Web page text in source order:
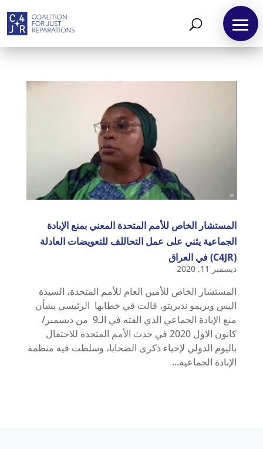
المستشار الخاص للأمم المتحدة المعني بمنع الإبادة
الجماعية يثني على عمل التحاللف للتعويضات العادلة
(C4JR) في العراق
ديسمبر 11, 2020
المستشار الخاص للأمين العام للأمم المتحدة، السيدة
اليس ويريمو نديريتو، قالت في خطابها الرئيسي بشأن
منع الإبادة الجماعي الذي القته في الـ9 من ديسمبر/
كانون الاول 2020 في حدث الأمم المتحدة للاحتفال
باليوم الدولي لإحياء ذكرى الضحايا، وسلطت فيه منظمة
الإبادة الجماعية...